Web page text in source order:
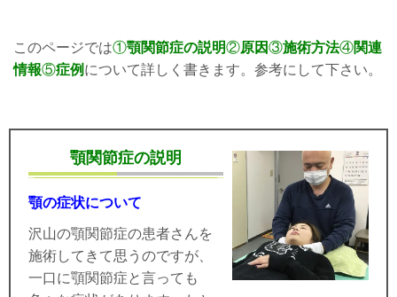
このページでは①顎関節症の説明②原因③施術方法④関連
情報⑤症例 について詳しく書きます。参考にして下さい。
顎関節症の説明
顎の症状について
沢山の顎関節症の患者さんを
施術してきて思うのですが、
一口に顎関節症と言っても